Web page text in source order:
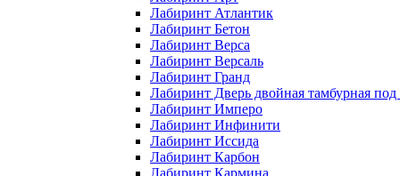
Лабиринт Атлантик
Лабиринт Бетон
Лабиринт Верса
Лабиринт Версаль
Лабиринт Гранд
Лабиринт Дверь двойная тамбурная под
Лабиринт Имперо
Лабиринт Инфинити
Лабиринт Иссида
Лабиринт Карбон
Лабиринт Кармина